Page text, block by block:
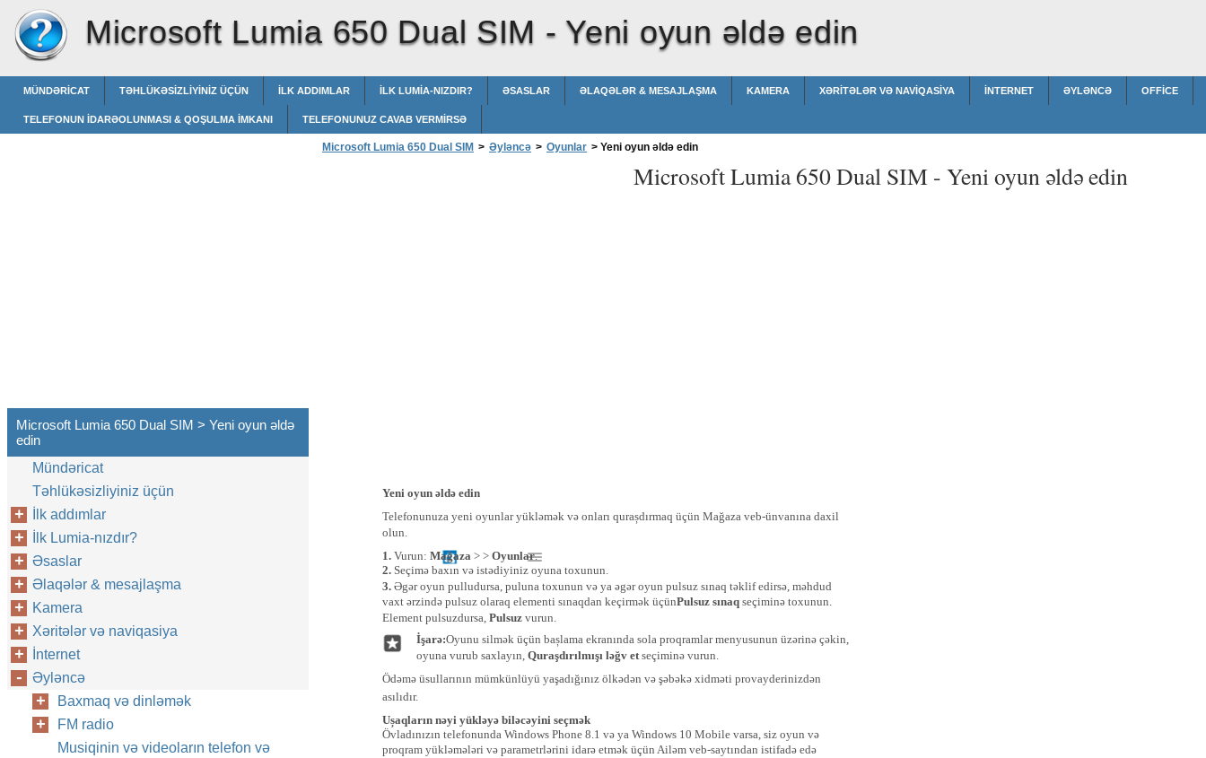
Microsoft Lumia 650 Dual SIM -Yeni oyun əldə edin
MÜNDƏRICAT TƏHLÜKƏSIZLIYINIZ ÜÇÜN İLK ADDIMLAR İLK LUMIA-NIZDIR? ƏSASLAR ƏLAQƏLƏR & MESAJLAŞMA KAMERA XƏRITƏLƏR VƏ NAVIQASIYA İNTERNET ƏYLƏNCƏ OFFICE
TELEFONUN IDARƏOLUNMASI & QOŞULMA IMKANI TELEFONUNUZ CAVAB VERMIRSƏ
Microsoft Lumia 650 Dual SIM > Əyləncə > Oyunlar > Yeni oyun əldə edin
Microsoft Lumia 650 Dual SIM - Yeni oyun əldə edin
Yeni oyun əldə edin
Telefonunuza yeni oyunlar yükləmək və onları qurașdırmaq üçün Mağaza veb-ünvanına daxil
olun.
1. Vurun: Mağaza > > Oyunlar.
2. Seçimə baxın və istədiyiniz oyuna toxunun.
3. Əgər oyun pulludursa, puluna toxunun və ya əgər oyun pulsuz sınaq təklif edirsə, məhdud
vaxt ərzində pulsuz olaraq elementi sınaqdan keçirmək üçünPulsuz sınaq seçiminə toxunun.
Element pulsuzdursa, Pulsuz vurun.
İşarə:Oyunu silmək üçün bașlama ekranında sola proqramlar menyusunun üzərinə çəkin,
oyuna vurub saxlayın, Quraşdırılmışı ləğv etseçiminə vurun.
Ödəmə üsullarının mümkünlüyü yaşadığınız ölkədən və şəbəkə xidməti provayderinizdən
asılıdır.
Ușaqların nəyi yükləyə biləcəyini seçmək
Övladınızın telefonunda Windows Phone 8.1 və ya Windows 10 Mobile varsa, siz oyun və
proqram yükləmələri və parametrlərini idarə etmək üçün Ailəm veb-saytından istifadə edə
Microsoft Lumia 650 Dual SIM > Yeni oyun əldə
edin
Mündəricat
Təhlükəsizliyiniz üçün
İlk addımlar
İlk Lumia-nızdır?
Əsaslar
Əlaqələr & mesajlaşma
Kamera
Xəritələr və naviqasiya
İnternet
Əyləncə
Baxmaq və dinləmək
FM radio
Musiqinin və videoların telefon və